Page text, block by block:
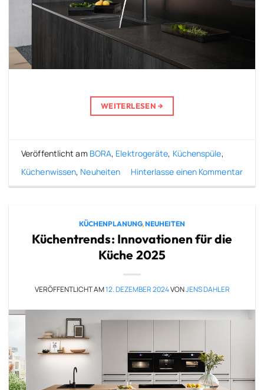
WEITERLESEN →
Veröffentlicht am BORA, Elektrogeräte, Küchenspüle,
Küchenwissen, Neuheiten Hinterlasse einen Kommentar
KÜCHENPLANUNG,NEUHEITEN
Küchentrends: Innovationen für die
Küche 2025
VERÖFFENTLICHT AM12. DEZEMBER 2024VONJENS DAHLER